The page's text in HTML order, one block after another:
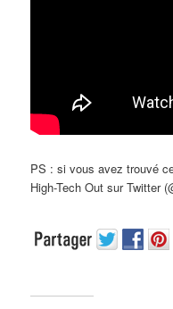
PS : si vous avez trouvé
High-Tech Out sur Twitter